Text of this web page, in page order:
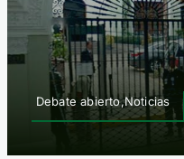
Debate abierto,Noticias